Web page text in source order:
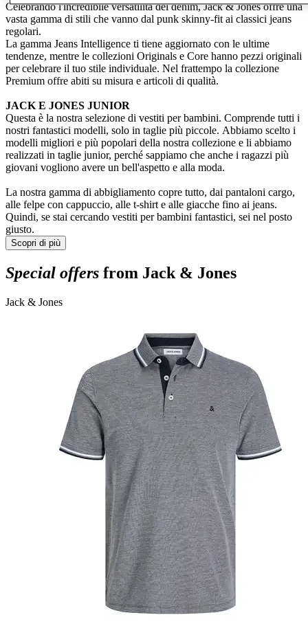
Celebrando l'incredibile versatilità del denim, Jack & Jones offre una
vasta gamma di stili che vanno dal punk skinny-fit ai classici jeans
regolari.
La gamma Jeans Intelligence ti tiene aggiornato con le ultime
tendenze, mentre le collezioni Originals e Core hanno pezzi originali
per celebrare il tuo stile individuale. Nel frattempo la collezione
Premium offre abiti su misura e articoli di qualità.
JACK E JONES JUNIOR
Questa è la nostra selezione di vestiti per bambini. Comprende tutti i
nostri fantastici modelli, solo in taglie più piccole. Abbiamo scelto i
modelli migliori e più popolari della nostra collezione e li abbiamo
realizzati in taglie junior, perché sappiamo che anche i ragazzi più
giovani vogliono avere un bell'aspetto e alla moda.
La nostra gamma di abbigliamento copre tutto, dai pantaloni cargo,
alle felpe con cappuccio, alle t-shirt e alle giacche fino ai jeans.
Quindi, se stai cercando vestiti per bambini fantastici, sei nel posto
giusto.
Scopri di più
Special offers from Jack & Jones
Jack & Jones